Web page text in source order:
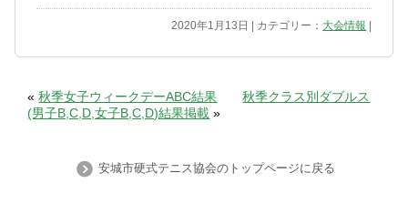
2020年1月13日 | カテゴリー： 大会情報
«秋季女子ウィークデーABC結果
秋季クラス別ダブルス
(男子B,C,D,女子B,C,D)結果掲載 »
安城市硬式テニス協会のトップページに戻る